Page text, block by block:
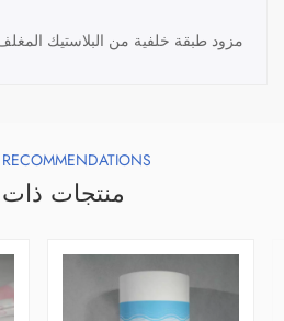
مزود طبقة خلفية من البلاستيك
RECOMMENDATIONS
منتجات